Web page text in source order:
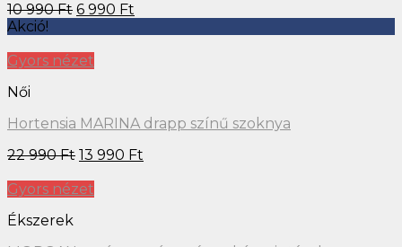
10 990Ft 6 990 Ft
Akció!
Gyors nézet
Női
Hortensia MARINA drapp színű szoknya
22 990Ft 13 990 Ft
Gyors nézet
Ékszerek